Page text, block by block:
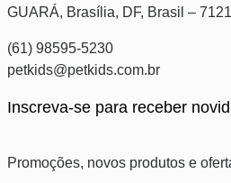
GUARÁ, Brasília, DF, Brasil –
(61) 98595-5230
petkids@petkids.com.br
Inscreva-se para receber
Promoções, novos produtos e